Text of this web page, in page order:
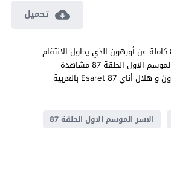
تحميل
مسلسل الاسر الحلقة 87 مترجم قصة عشق اون لاين بجودة عالية النقاء تدور احداث قصة الاسر حلقة 87 كاملة عن أورهون الذي يحاول الانتقام
لمقتل شقيقته وحراء التي تعيش مقيدة بالعبودية وتجد نفسها متهمة ظلماً بجريمة لم ترتكبها الاسر الموسم الاول الحلقة 87 مشاهدة
وتحميل جميع حلقات مسلسل الدراما والاثارة والتشويق التركي الاسر 87 بطولة محاسن مرابط و جنك تورون و هلال أناي Esaret 87 بالعربية
الاسر الموسم الاول الحلقة 87